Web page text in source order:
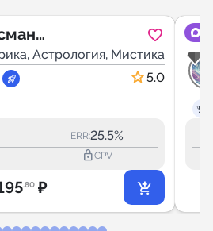
•
•
Астрология, Мистика
5.0
ERR:25.5%
lock_outlineCPV
.80 ₽